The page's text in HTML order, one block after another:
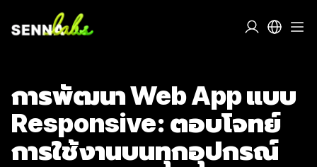
การพัฒนา Web App แบบ
Responsive: ตอบโจทย์
การใช้งานบนทุกอุปกรณ์